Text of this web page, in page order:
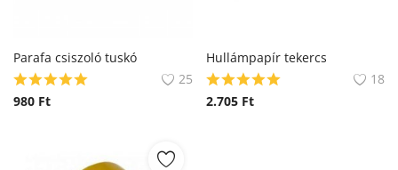
Parafa csiszoló tuskó
25
980 Ft
Hullámpapír tekercs
18
2.705 Ft